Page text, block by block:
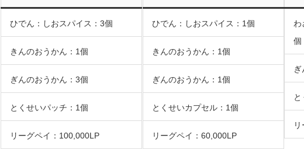
ひでん：しおスパイス：3個
きんのおうかん：1個
ぎんのおうかん：3個
とくせいパッチ：1個
リーグペイ：100,000LP
ひでん：しおスパイス：1個
きんのおうかん：1個
ぎんのおうかん：1個
とくせいカプセル：1個
リーグペイ：60,000LP
わ
個